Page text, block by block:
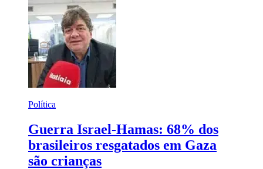
Política
Guerra Israel-Hamas: 68% dos
brasileiros resgatados em Gaza
são crianças